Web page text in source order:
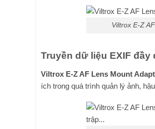
Viltrox E-Z
Truyền dữ liệu EXIF đầy
Viltrox E-Z AF Lens Mount
ích trong quá trình quản lý ảnh,